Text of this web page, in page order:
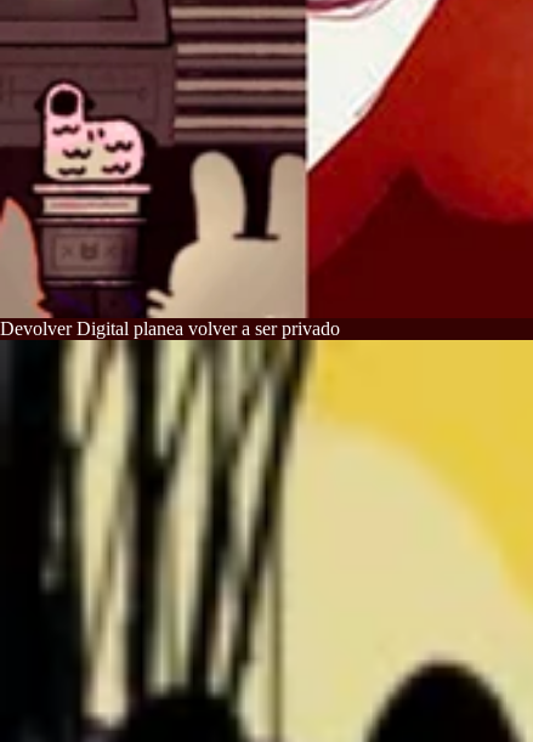
Devolver Digital planea volver a ser privado